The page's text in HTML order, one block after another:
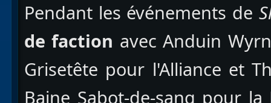
Pendant les événements de
de faction avec Anduin
Grisetête pour l'Alliance et
Baine Sabot-de-sang pour